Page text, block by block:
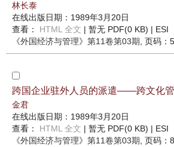
林长泰
在线出版日期：1989年3月20日
查看： HTML 全文 | 暂无 PDF(0 KB) | ESI
《外国经济与管理》 第11卷第03期 , 页码：
跨国企业驻外人员的派遣——跨文化
金君
在线出版日期：1989年3月20日
查看： HTML 全文 | 暂无 PDF(0 KB) | ESI
《外国经济与管理》 第11卷第03期 , 页码：